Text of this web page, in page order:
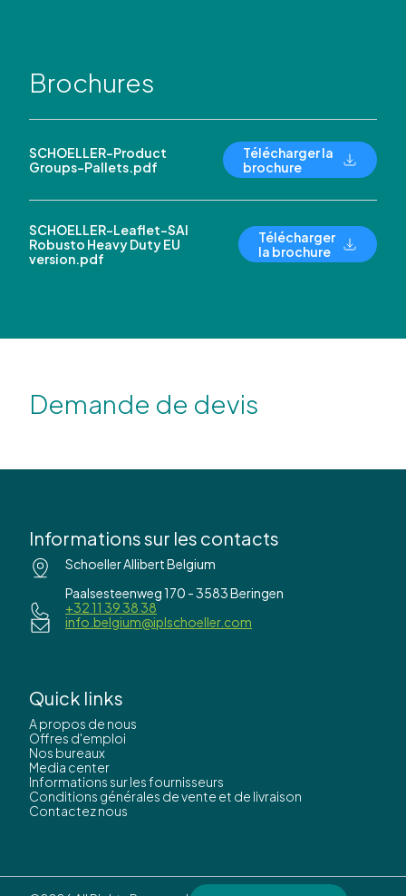
Brochures
SCHOELLER-Product
Groups-Pallets.pdf
Télécharger la
brochure
SCHOELLER-Leaflet-SAI
Robusto Heavy Duty EU
version.pdf
Télécharger
la brochure
Demande de devis
Informations sur les contacts
Schoeller Allibert Belgium
Paalsesteenweg 170 - 3583 Beringen
+32 11 39 38 38
info.belgium@iplschoeller.com
Quick links
A propos de nous
Offres d'emploi
Nos bureaux
Media center
Informations sur les fournisseurs
Conditions générales de vente et de livraison
Contactez nous